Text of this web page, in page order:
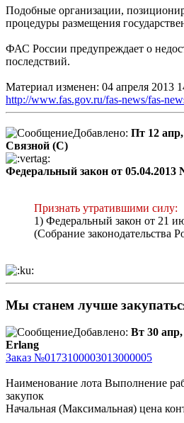
Подобные организации,
процедуры размещения
ФАС России предупреждает о
последствий.
Материал изменен: 04 апреля 2013
http://www.fas.gov.ru/fas-news/fas-
Добавлено: Пт 12
Связной (С)
Федеральный закон от 05.04.2013
Признать утратившими силу:
1) Федеральный закон от 21
(Собрание законодательства
Мы станем лучше
Добавлено: Вт 30 апр,
Erlang
Заказ №0173100003013000005
Наименование лота Выполнение
закупок
Начальная (Максимальная) цена